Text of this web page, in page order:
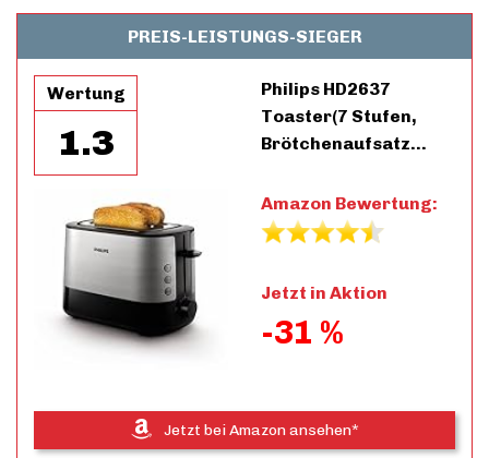
PREIS-LEISTUNGS-SIEGER
Wertung
1.3
Philips HD2637
Toaster(7 Stufen,
Brötchenaufsatz…
Amazon Bewertung:
Jetzt in Aktion
-31 %
Jetzt bei Amazon ansehen*